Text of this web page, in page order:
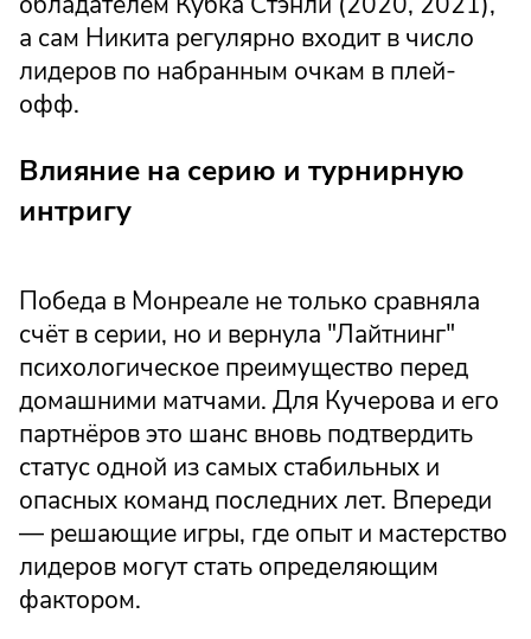
а сам Никита регулярно входит в число
лидеров по набранным очкам в плей-
офф.
Влияние на серию и турнирную
интригу
Победа в Монреале не только сравняла
счёт в серии, но и вернула "Лайтнинг"
психологическое преимущество перед
домашними матчами. Для Кучерова и его
партнёров это шанс вновь подтвердить
статус одной из самых стабильных и
опасных команд последних лет. Впереди
— решающие игры, где опыт и мастерство
лидеров могут стать определяющим
фактором.